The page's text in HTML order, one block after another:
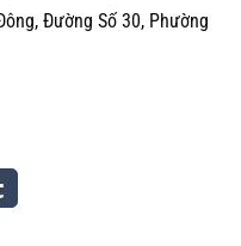
Đường Số 30, Phường